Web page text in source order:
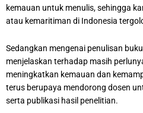
kemauan untuk menulis, sehingga
atau kemaritiman di Indonesia
Sedangkan mengenai penulisan
menjelaskan terhadap masih
meningkatkan kemauan dan
terus berupaya mendorong dosen
serta publikasi hasil penelitian.